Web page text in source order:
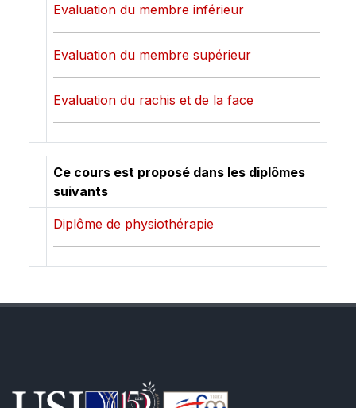
Evaluation du membre inférieur
Evaluation du membre supérieur
Evaluation du rachis et de la face
Ce cours est proposé dans les diplômes
suivants
Diplôme de physiothérapie